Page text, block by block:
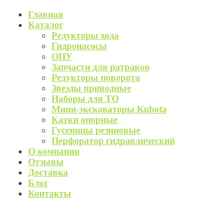
Главная
Каталог
Редукторы хода
Гидронасосы
ОПУ
Запчасти для ратраков
Редукторы поворота
Звезды приводные
Наборы для ТО
Мини-экскаваторы Kubota
Катки опорные
Гусеницы резиновые
Перфоратор гидравлический
О компании
Отзывы
Доставка
Блог
Контакты